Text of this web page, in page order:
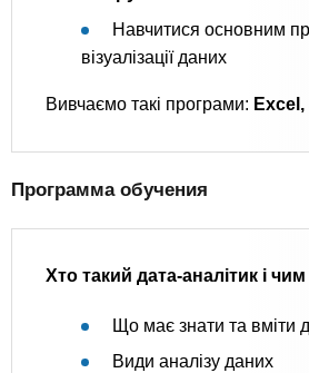
Навчитися основним
візуалізації даних
Вивчаємо такі програми: Excel,
Программа обучения
Хто такий дата-аналітик і
Що має знати та вміти
Види аналізу даних